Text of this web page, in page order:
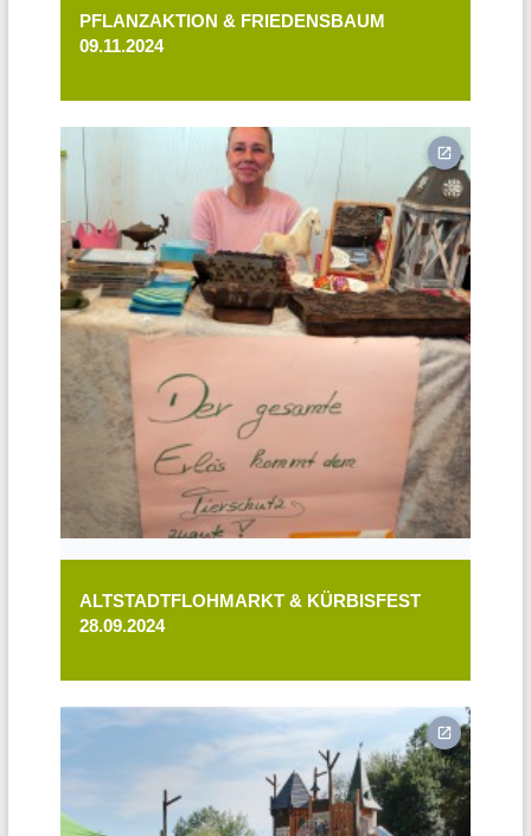
PFLANZAKTION & FRIEDENSBAUM
09.11.2024
ALTSTADTFLOHMARKT & KÜRBISFEST
28.09.2024